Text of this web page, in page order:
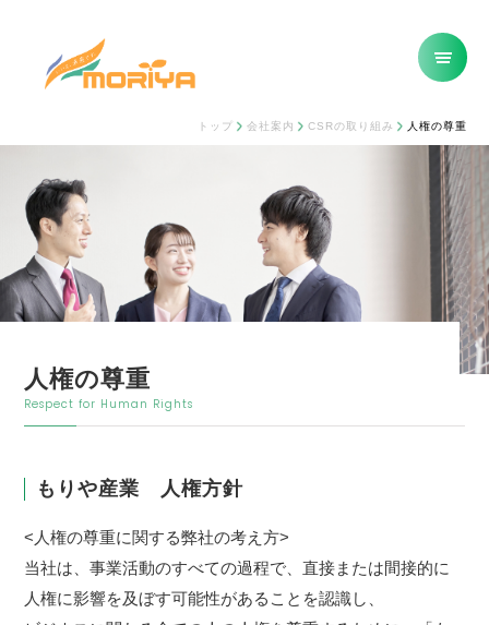
トップ 会社案内 CSRの取り組み 人権の尊重
人権の尊重
Respect for Human Rights
もりや産業 人権方針
<人権の尊重に関する弊社の考え方>
当社は、事業活動のすべての過程で、直接または間接的に
人権に影響を及ぼす可能性があることを認識し、